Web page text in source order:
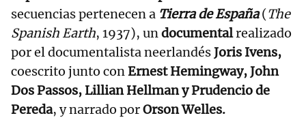
secuencias pertenecen a Tierra de España (The
Spanish Earth, 1937), undocumentalrealizado
por el documentalista neerlandésJoris Ivens,
coescrito junto conErnest Hemingway, John
Dos Passos, Lillian Hellman y Prudencio de
Pereda, y narrado porOrson Welles.